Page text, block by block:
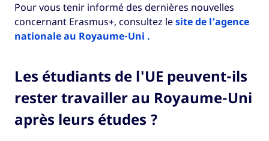
Pour vous tenir informé des dernières nouvelles
concernant Erasmus+, consultez lesite de l’agence
nationale au Royaume-Uni .
Les étudiants de l'UE peuvent-ils
rester travailler au Royaume-Uni
après leurs études ?